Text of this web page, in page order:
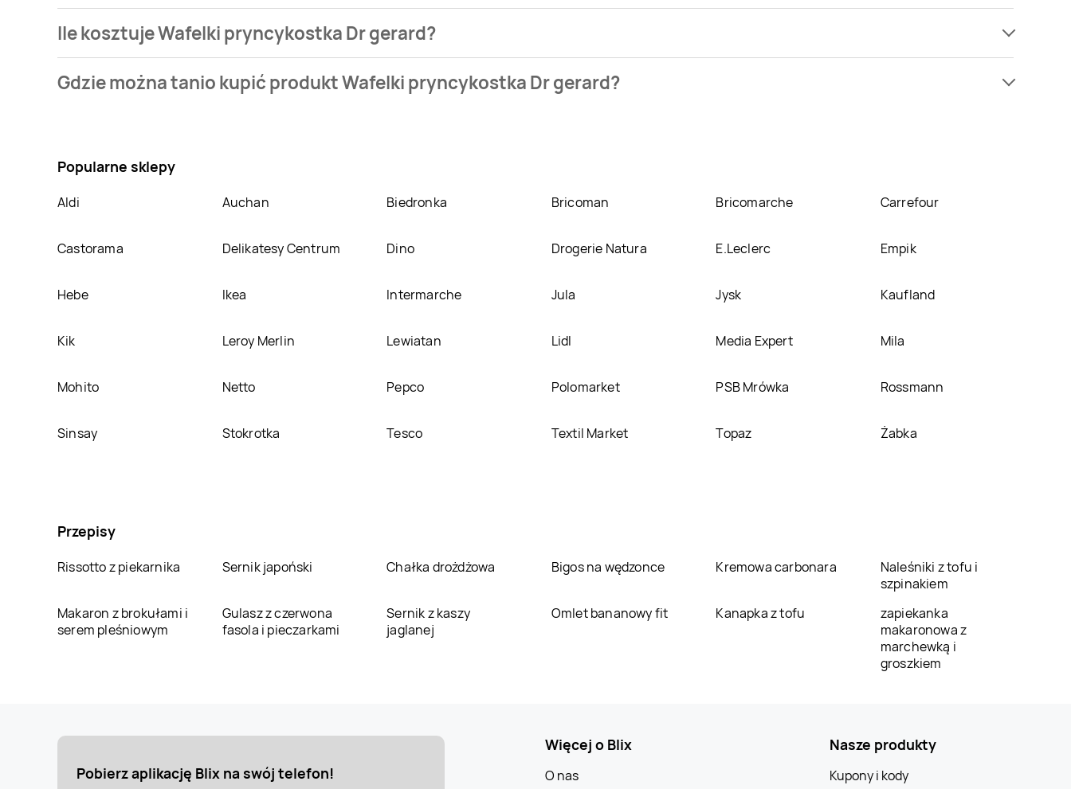
Ile kosztuje Wafelki pryncykostka Dr gerard?
mamy w naszej bazie jest z sieci Makro. Wafelki pryncykostka Dr gerard kosztuje aktualnie 5,56 zł.
Gdzie można tanio kupić produkt Wafelki pryncykostka Dr gerard?
Popularne sklepy
Aldi Auchan Biedronka Bricoman Bricomarche Carrefour
Castorama Delikatesy Centrum Dino Drogerie Natura E.Leclerc Empik
Hebe Ikea Intermarche Jula Jysk Kaufland
Kik Leroy Merlin Lewiatan Lidl Media Expert Mila
Mohito Netto Pepco Polomarket PSB Mrówka Rossmann
Sinsay Stokrotka Tesco Textil Market Topaz Żabka
Przepisy
Rissotto z piekarnika Sernik japoński Chałka drożdżowa Bigos na wędzonce Kremowa carbonara
Naleśniki z tofu i
szpinakiem
Makaron z brokułami i
serem pleśniowym
Gulasz z czerwona
fasola i pieczarkami
Sernik z kaszy
jaglanej
Omlet bananowy fit Kanapka z tofu
zapiekanka
makaronowa z
marchewką i
groszkiem
Pobierz aplikację Blix na swój telefon!
Więcej o Blix
O nas
Nasze produkty
Kupony i kody